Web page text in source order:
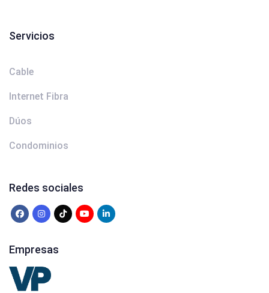
Servicios
Cable
Internet Fibra
Dúos
Condominios
Redes sociales
Empresas